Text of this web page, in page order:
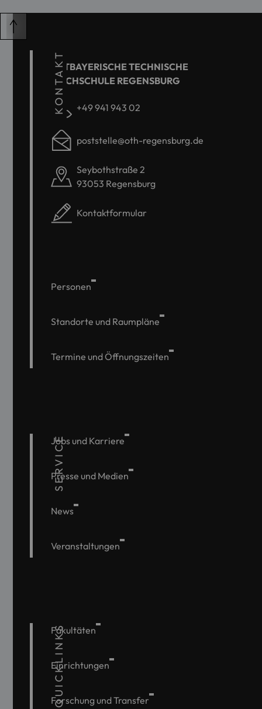
KONTAKT
OSTBAYERISCHE TECHNISCHE
HOCHSCHULE REGENSBURG
+49 941 943 02
poststelle@oth-regensburg.de
Seybothstraße 2
93053 Regensburg
Kontaktformular
Personen
Standorte und Raumpläne
Termine und Öffnungszeiten
SERVICE
Jobs und Karriere
Presse und Medien
News
Veranstaltungen
QUICKLINKS
Fakultäten
Einrichtungen
Forschung und Transfer